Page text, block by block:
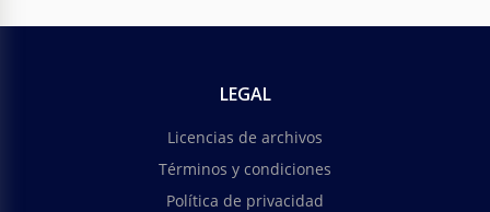
LEGAL
Licencias de archivos
Términos y condiciones
Política de privacidad